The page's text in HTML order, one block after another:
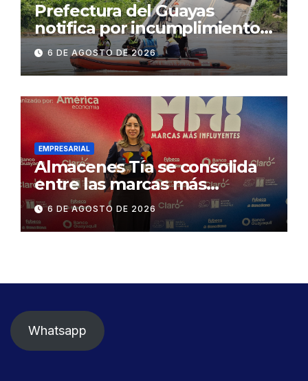
Prefectura del Guayas
notifica por incumplimiento
contractual a la
Concesionaria CONORTE y
exige celeridad en
desmontaje del puente
Gonzalo Icaza Cornejo, en
Daule
6 DE AGOSTO DE 2026
EMPRESARIAL
Almacenes Tía se consolida
entre las marcas más
influyentes del Ecuador
6 DE AGOSTO DE 2026
Whatsapp